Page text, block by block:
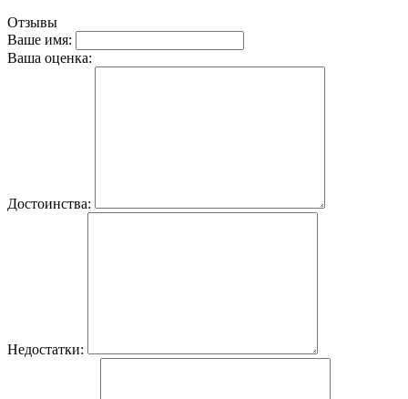
Отзывы
Ваше имя:
Ваша оценка:
Достоинства:
Недостатки: